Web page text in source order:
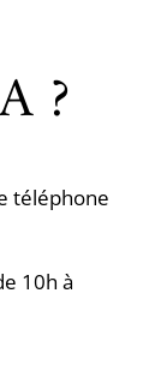
?
téléphone
10h à